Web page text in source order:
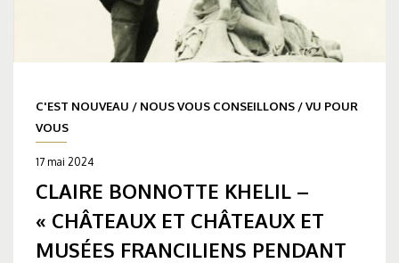
C'EST NOUVEAU / NOUS VOUS CONSEILLONS /VU POUR
VOUS
17 mai 2024
CLAIRE BONNOTTE KHELIL –
« CHÂTEAUX ET CHÂTEAUX ET
MUSÉES FRANCILIENS PENDANT